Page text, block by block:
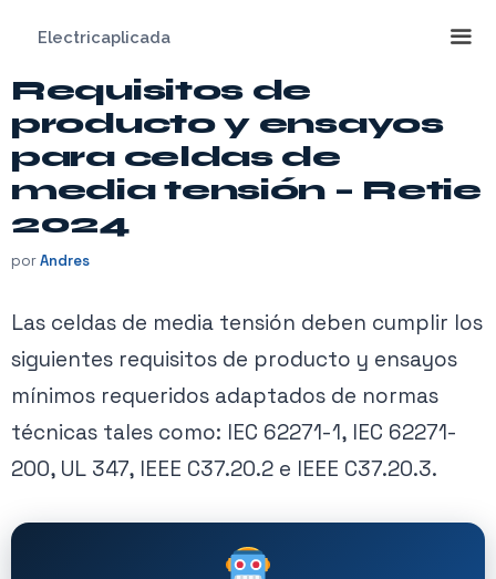
contenido
Electricaplicada
Requisitos de
producto y ensayos
para celdas de
media tensión – Retie
2024
porAndres
Las celdas de media tensión deben cumplir los
siguientes requisitos de producto y ensayos
mínimos requeridos adaptados de normas
técnicas tales como: IEC 62271-1, IEC 62271-
200, UL 347, IEEE C37.20.2 e IEEE C37.20.3.